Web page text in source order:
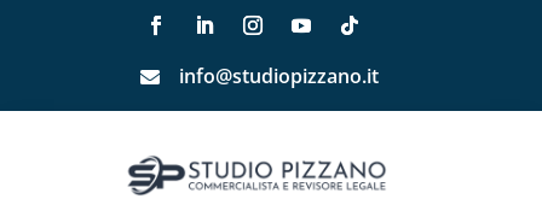
 info@studiopizzano.it